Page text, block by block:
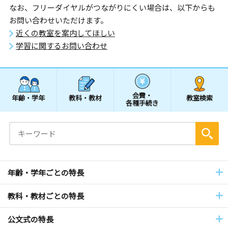
なお、フリーダイヤルがつながりにくい場合は、以下からも
お問い合わせいただけます。
近くの教室を案内してほしい
学習に関するお問い合わせ
年齢・学年 教科・教材 会費・
各種手続き
教室検索
年齢・学年ごとの特長
教科・教材ごとの特長
公文式の特長